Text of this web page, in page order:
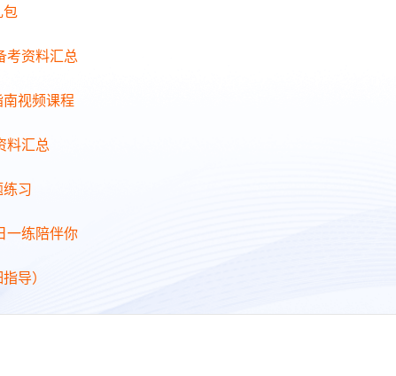
包
考资料汇总
视频课程
料汇总
习
一练陪伴你
导）